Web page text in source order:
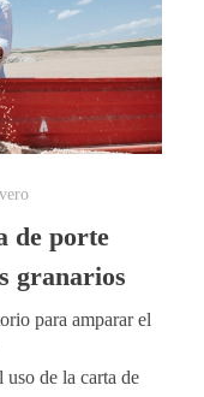
de porte
granarios
para amparar el
de la carta de